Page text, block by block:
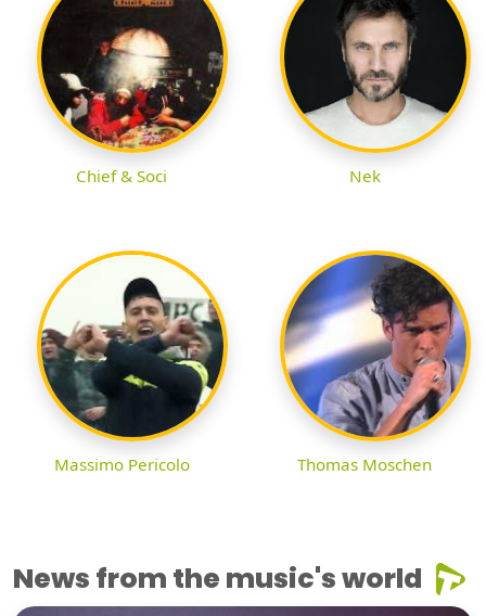
Chief & Soci Nek
Massimo Pericolo Thomas Moschen
News from the music's world